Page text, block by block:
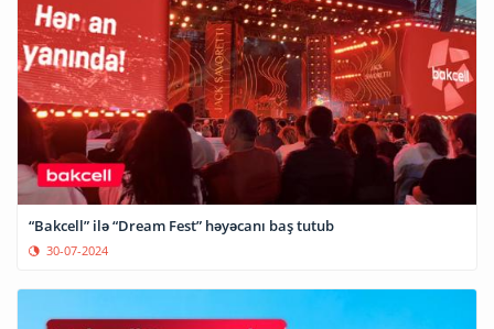
“Bakcell” ilə “Dream Fest” həyəcanı baş tutub
30-07-2024